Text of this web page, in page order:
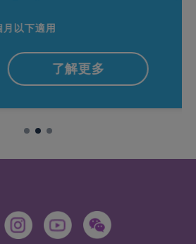
用
了解更多